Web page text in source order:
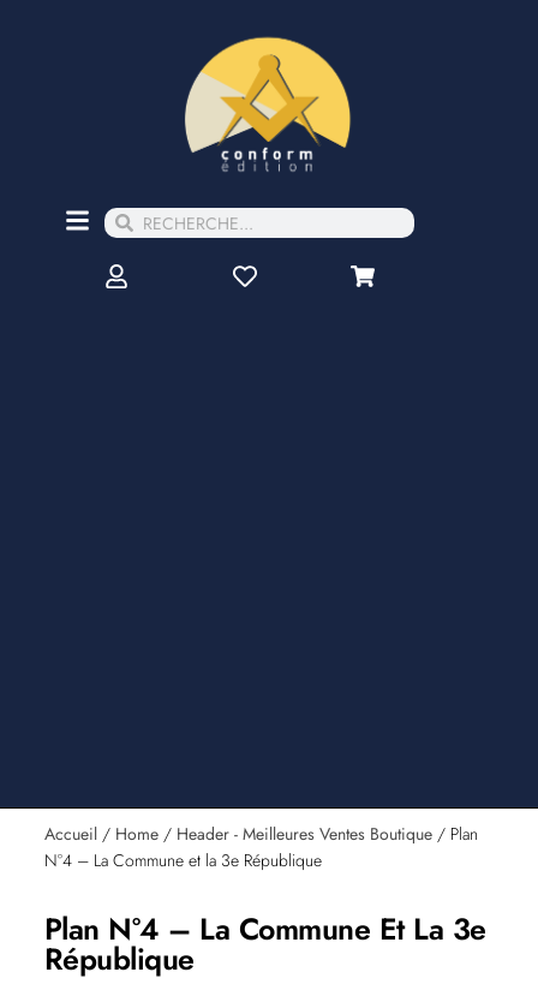
Accueil/ Home/ Header - Meilleures Ventes Boutique/ Plan
N°4 – La Commune et la 3e République
Plan N°4 – La Commune Et La 3e
République